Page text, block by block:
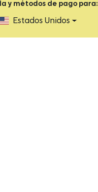
y métodos de pago para:
Estados Unidos